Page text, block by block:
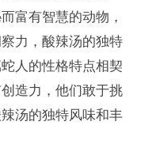
富有智慧的动物，
力，酸辣汤的独特
人的性格特点相契
造力，他们敢于挑
汤的独特风味和丰